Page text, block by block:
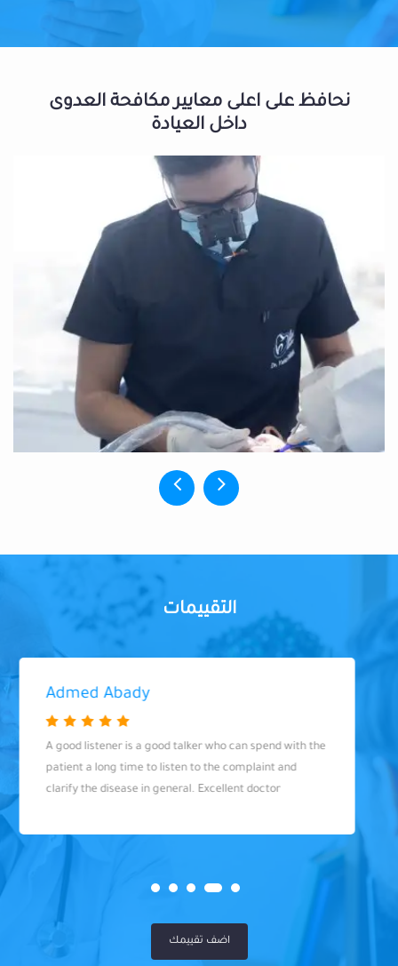
نحافظ على اعلى معايير مكافحة العدوى
داخل العيادة
التقييمات
Admed Abady
A good listener is a good talker who can spend with the
patient a long time to listen to the complaint and
clarify the disease in general. Excellent doctor
اضف تقييمك